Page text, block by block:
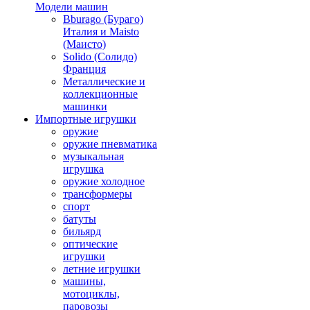
Модели машин
Bburago (Бураго)
Италия и Maisto
(Маисто)
Solido (Солидо)
Франция
Металлические и
коллекционные
машинки
Импортные игрушки
оружие
оружие пневматика
музыкальная
игрушка
оружие холодное
трансформеры
спорт
батуты
бильярд
оптические
игрушки
летние игрушки
машины,
мотоциклы,
паровозы